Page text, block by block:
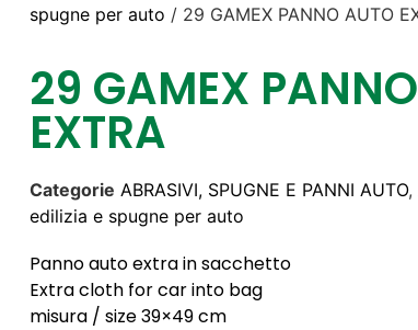
spugne per auto / 29 GAMEX PANNO AUTO
29 GAMEX
EXTRA
Categorie ABRASIVI, SPUGNE E PANNI AUTO,
edilizia e spugne per auto
Panno auto extra in sacchetto
Extra cloth for car into bag
misura / size 39×49 cm